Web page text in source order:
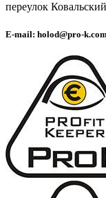
переулок
E-mail: holod@pro-